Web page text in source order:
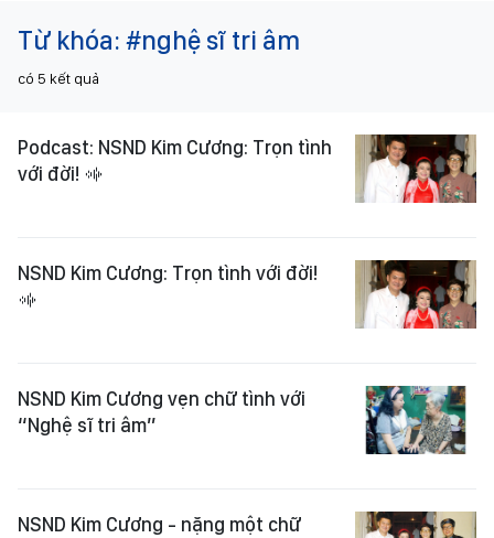
Từ khóa: #nghệ sĩ tri âm
có 5 kết quả
Podcast: NSND Kim Cương: Trọn tình
với đời!
NSND Kim Cương: Trọn tình với đời!
NSND Kim Cương vẹn chữ tình với
“Nghệ sĩ tri âm”
NSND Kim Cương - nặng một chữ